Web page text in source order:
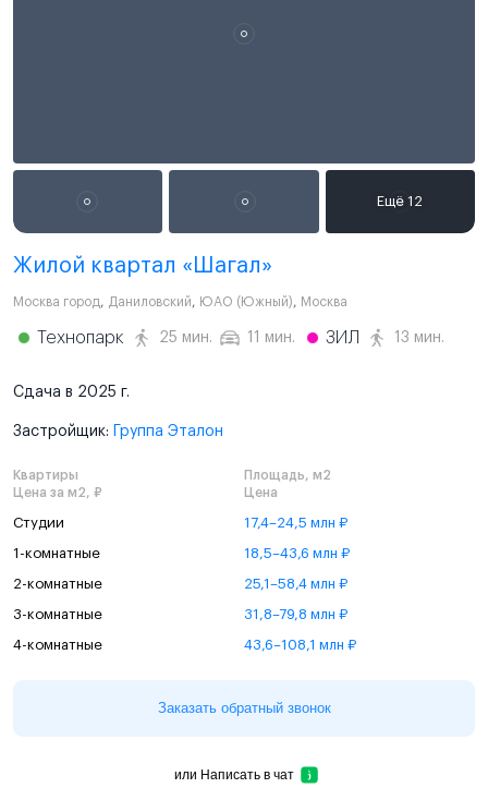
Жилой квартал «Шагал»
Москва город, Даниловский, ЮАО (Южный), Москва
Технопарк 25 мин. 11 мин. ЗИЛ 13 мин.
Сдача в 2025 г.
Застройщик: Группа Эталон
Квартиры
Площадь, м2
Цена за м2, ₽
Цена
Студии 17,4–24,5 млн ₽
1-комнатные 18,5–43,6 млн ₽
2-комнатные 25,1–58,4 млн ₽
3-комнатные 31,8–79,8 млн ₽
4-комнатные 43,6–108,1 млн ₽
Заказать обратный звонок
или Написать в чат